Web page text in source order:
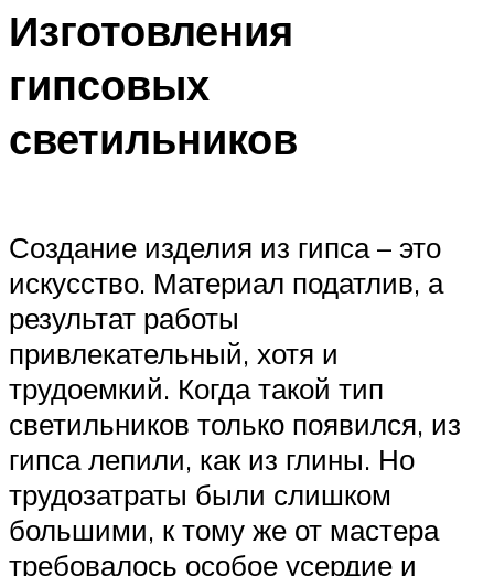
Изготовления
гипсовых
светильников
Создание изделия из гипса – это
искусство. Материал податлив, а
результат работы
привлекательный, хотя и
трудоемкий. Когда такой тип
светильников только появился, из
гипса лепили, как из глины. Но
трудозатраты были слишком
большими, к тому же от мастера
требовалось особое усердие и